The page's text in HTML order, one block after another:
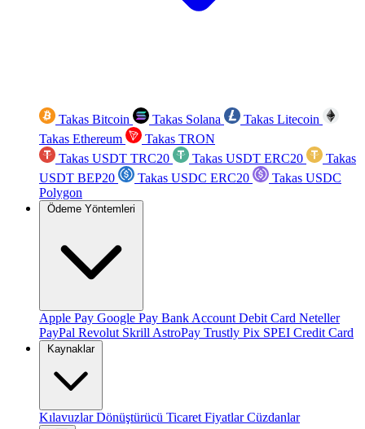
Takas Bitcoin Takas Solana
Takas Litecoin
Takas Ethereum
Takas TRON
Takas USDT TRC20
Takas USDT ERC20
Takas
USDT BEP20
Takas USDC ERC20
Takas USDC
Polygon
Ödeme Yöntemleri
Apple Pay Google Pay Bank Account Debit Card Neteller
PayPal Revolut Skrill AstroPay Trustly Pix SPEI Credit Card
Kaynaklar
KılavuzlarDönüştürücü Ticaret FiyatlarCüzdanlar